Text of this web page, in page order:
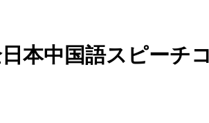
本中国語スピーチ